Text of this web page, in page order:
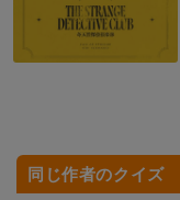
同じ作者のクイズ